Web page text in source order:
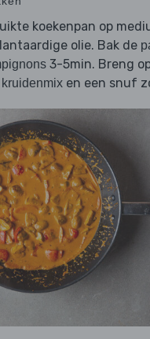
koekenpan op
olie. Bak de
3-5min. Breng
en een snuf